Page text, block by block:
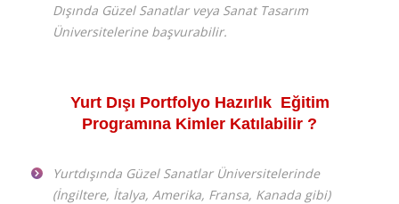
Dışında Güzel Sanatlar veya Sanat Tasarım
Üniversitelerine başvurabilir.
Yurt Dışı Portfolyo Hazırlık Eğitim
Programına Kimler Katılabilir ?
Yurtdışında Güzel Sanatlar Üniversitelerinde
(İngiltere, İtalya, Amerika, Fransa, Kanada gibi)